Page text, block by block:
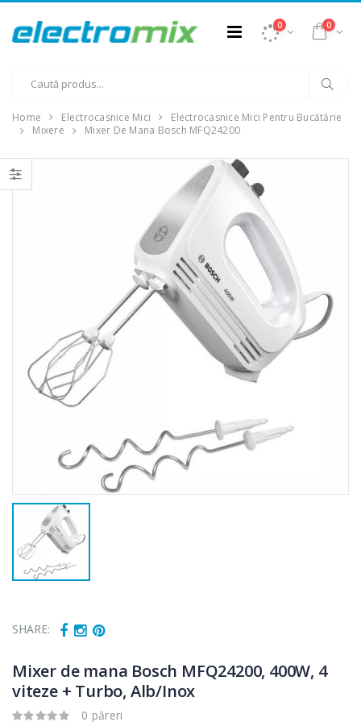
0 0
Home Electrocasnice Mici
Electrocasnice Mici Pentru Bucătărie
Mixere
Mixer De Mana Bosch MFQ24200
SHARE:
Mixer de mana Bosch MFQ24200, 400W, 4
viteze + Turbo, Alb/Inox
0 păreri
-25%
Fierbator